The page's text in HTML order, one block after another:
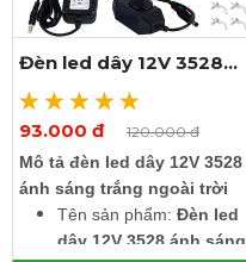
tặng 4 dây nguồn. Dây
nguồn tải được 100m trị
giá 100.000đ / dây
Xem thêm ảnh
Đèn led dây 12V 3528
ánh sáng trắng
93.000 đ
120.000 đ
Mô tả đèn led dây 12V 3528
ánh sáng trắng ngoài trời
Tên sản phẩm: Đèn led
dây 12V 3528 ánh sáng